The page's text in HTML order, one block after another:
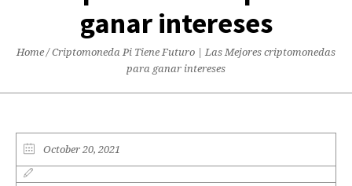
ganar intereses
Home /Criptomoneda Pi Tiene Futuro | Las Mejores criptomonedas
para ganar intereses
October 20, 2021